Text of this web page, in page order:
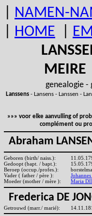
NAMEN-
HOME
genealogie -
Lanssens- Lansens - Lanssen -
»»» voor elke aanvulling of
complément ou
Abraham
Geboren (birth/ naiss.):
Gedoopt (bapt. / bapt.):
Beroep (occup./profes.):
Vader ( father / père ):
Moeder (mother / mère ):
Maria
Frederica DE
Getrouwd (marr./ marié):